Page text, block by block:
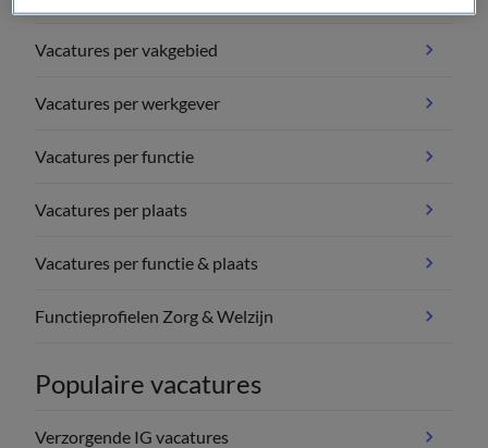
Vacatures per vakgebied
Vacatures per werkgever
Vacatures per functie
Vacatures per plaats
Vacatures per functie & plaats
Functieprofielen Zorg & Welzijn
Populaire vacatures
Verzorgende IG vacatures